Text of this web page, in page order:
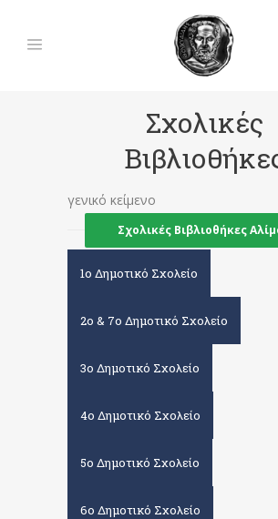
Σχολικές
γενικό κείμενο
Σχολικές Βιβλιοθήκες
1ο Δημοτικό Σχολείο
2ο & 7ο Δημοτικό Σχολείο
3ο Δημοτικό Σχολείο
4ο Δημοτικό Σχολείο
5ο Δημοτικό Σχολείο
6ο Δημοτικό Σχολείο